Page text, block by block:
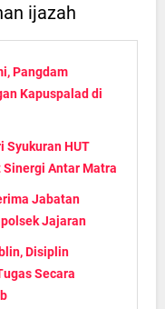
ijazah
Pangdam
Kapuspalad di
Syukuran HUT
Sinergi Antar Matra
Jabatan
Jajaran
Disiplin
Secara